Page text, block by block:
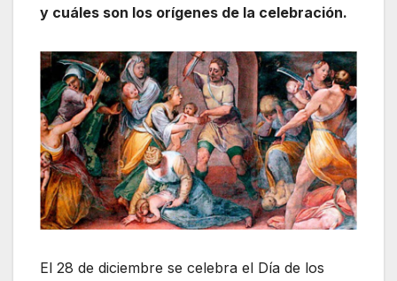
y cuáles son los orígenes de la celebración.
El 28 de diciembre se celebra el Día de los